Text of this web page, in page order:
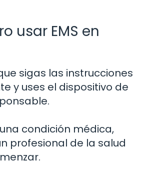
usar EMS en
sigas las instrucciones
y uses el dispositivo de
condición médica,
profesional de la salud